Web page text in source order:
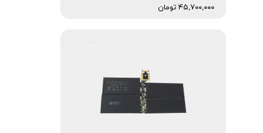
۴۵,۷۰۰,۰۰۰ تومان